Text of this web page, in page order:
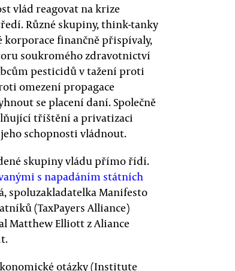
vlád reagovat na krize
Různé skupiny, think-tanky
finančně přispívaly,
soukromého zdravotnictví
pesticidů v tažení proti
omezení propagace
se placení daní. Společně
tříštění a privatizaci
schopnosti vládnout.
skupiny vládu přímo řídí.
s napadáním státních
spoluzakladatelka Manifesto
(TaxPayers Alliance)
Matthew Elliott z Aliance
otázky (Institute